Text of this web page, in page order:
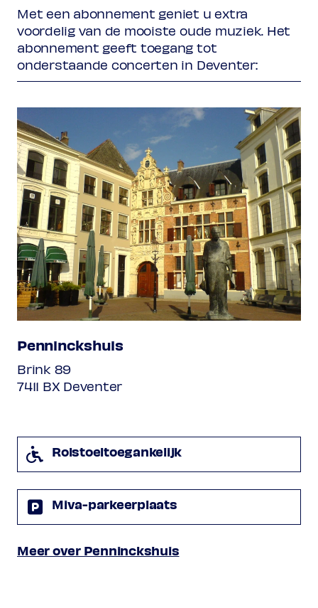
Met een abonnement geniet u extra
voordelig van de mooiste oude muziek. Het
abonnement geeft toegang tot
onderstaande concerten in Deventer:
Penninckshuis
Brink 89
7411 BX Deventer
Rolstoeltoegankelijk
Miva-parkeerplaats
Meer over Penninckshuis